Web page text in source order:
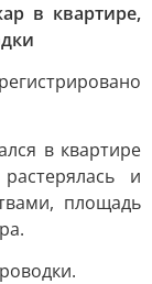
в квартире,
в квартире
и
площадь